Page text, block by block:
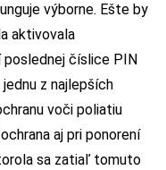
výborne. Ešte by
aktivovala
číslice PIN
z najlepších
voči poliatiu
aj pri ponorení
sa zatiaľ tomuto